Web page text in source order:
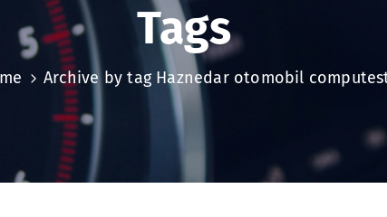
Tags
Archive by tag Haznedar otomobil